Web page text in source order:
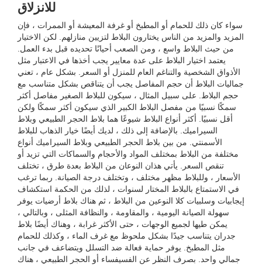
للانزلاق
سواء كان ذلك للحمام أو المطبخ أو غرفة المعيشة أو الممرات ، فإن
المزيد والمزيد من الناس يختارون البلاط لتزيين منازلهم. لكن الاختيار
من حيث البلاط واسع ، ومن الصعب أحيانًا تحديده قبل بدء العمل.
يعتمد اختيار البلاط على عدة معايير يجب أخذها في الاعتبار مثل
الأذواق الشخصية والتناغم العام للمنزل أو السعر. بشكل عام ، تعني
جماليات البلاط أن حجم المفاصل يجب أن يتناقص بشكل متناسب مع
حجم البلاط. على سبيل المثال ، سيكون للبلاط الصغير مفاصل أكثر
سمكًا نسبيًا من مفصل البلاط الكبير الذي سيكون أكثر سمكًا ولكن
أقل نسبيًا. أكثر أنواع البلاط شيوعًا هما بلاط الحجر الطبيعي وبلاط
السيراميك. بالإضافة إلى ذلك ، لديك أيضًا خيار الذهاب للبلاط
الأسمنتي. من بين بلاط الحجر الطبيعي وبلاط السيراميك أنواع
مختلفة من البلاط بمختلف المواد والأحجام والسماكات التي تزيد أو
تنقص السعر. يأتي هذان النوعان من البلاط بعدة طرق ، تختلف
الأسعار ، وللبلاط مظهر مختلف ، وتختلف درجة الصيانة. ربما ترغب
في الاستمتاع بالبلاط المختار لسنوات ، لذلك من الحكمة استكشاف
إيجابيات وسلبيات كلا النوعين من البلاط ، ثم هناك بلاط أرضيات يوفر
سهولة الصيانة اليومية ، والمقاومة ، والنظافة المثلى ، وبالتالي ،
يمكن طيها لجميع الوجهات ، حتى الأكثر غرابة ، وهناك أيضًا بلاط
جدران يتناسب جيدًا بشكل ملحوظ مع غرف الماء ، وكذلك للحمام
مثل المطبخ. يوفر حماية فعالة ضد التسلل ويتضاعف في جانب
جمالي واحد. بصرف النظر عن الفسيفساء أو الحجر الطبيعي ، هناك